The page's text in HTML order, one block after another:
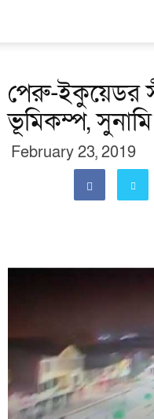
পেরু-ইকুয়েডর
ভূমিকম্প,
February 23, 2019